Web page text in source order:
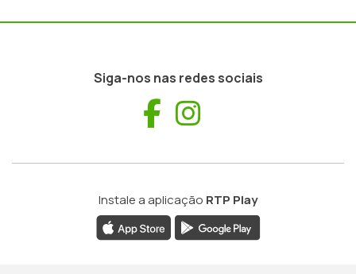
Siga-nos nas redes sociais
Facebook
Instale a aplicação RTP Play